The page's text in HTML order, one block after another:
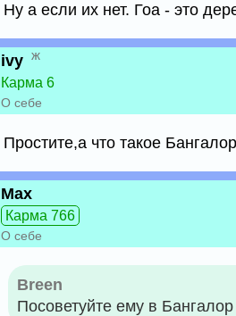
Ну а если их нет. Гоа - это
ivy ж
Карма 6
О себе
Простите,а что такое
Max
Карма 766
О себе
Breen
Посоветуйте ему в Бангалор